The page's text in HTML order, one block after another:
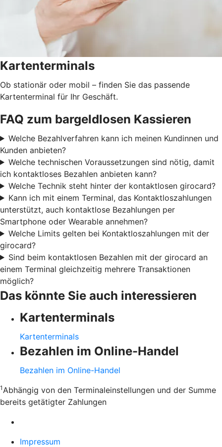
Kartenterminals
Ob stationär oder mobil – finden Sie das passende
Kartenterminal für Ihr Geschäft.
FAQ zum bargeldlosen Kassieren
Welche Bezahlverfahren kann ich meinen Kundinnen und
Kunden anbieten?
Welche technischen Voraussetzungen sind nötig, damit
ich kontaktloses Bezahlen anbieten kann?
Welche Technik steht hinter der kontaktlosen girocard?
Kann ich mit einem Terminal, das Kontaktloszahlungen
unterstützt, auch kontaktlose Bezahlungen per
Smartphone oder Wearable annehmen?
Welche Limits gelten bei Kontaktloszahlungen mit der
girocard?
Sind beim kontaktlosen Bezahlen mit der girocard an
einem Terminal gleichzeitig mehrere Transaktionen
möglich?
Das könnte Sie auch interessieren
Kartenterminals
Kartenterminals
Bezahlen im Online-Handel
Bezahlen im Online-Handel
1 Abhängig von den Terminaleinstellungen und der Summe
bereits getätigter Zahlungen
Impressum